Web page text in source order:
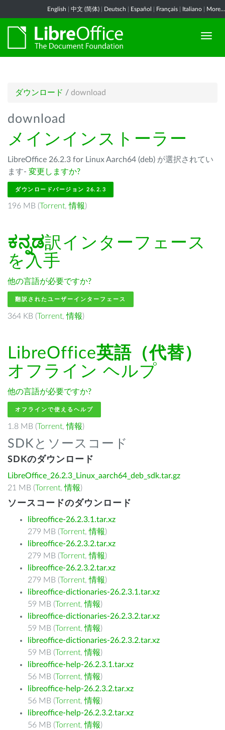
English 中文 (简体) Deutsch Español Français Italiano More...
ダウンロード / download
download
メインインストーラー
LibreOffice 26.2.3 for Linux Aarch64 (deb) が選択されてい
ます- 変更しますか?
ダウンロードバージョン 26.2.3
196 MB (Torrent,情報)
ಕನ್ನಡ訳インターフェース
を入手
他の言語が必要ですか?
翻訳されたユーザーインターフェース
364 KB (Torrent,情報)
LibreOffice英語（代替）
オフライン ヘルプ
他の言語が必要ですか?
オフラインで使えるヘルプ
1.8 MB (Torrent,情報)
SDKとソースコード
SDKのダウンロード
LibreOffice_26.2.3_Linux_aarch64_deb_sdk.tar.gz
21 MB (Torrent,情報)
ソースコードのダウンロード
libreoffice-26.2.3.1.tar.xz
279 MB (Torrent,情報)
libreoffice-26.2.3.2.tar.xz
279 MB (Torrent,情報)
libreoffice-26.2.3.2.tar.xz
279 MB (Torrent,情報)
libreoffice-dictionaries-26.2.3.1.tar.xz
59 MB (Torrent,情報)
libreoffice-dictionaries-26.2.3.2.tar.xz
59 MB (Torrent,情報)
libreoffice-dictionaries-26.2.3.2.tar.xz
59 MB (Torrent,情報)
libreoffice-help-26.2.3.1.tar.xz
56 MB (Torrent,情報)
libreoffice-help-26.2.3.2.tar.xz
56 MB (Torrent,情報)
libreoffice-help-26.2.3.2.tar.xz
56 MB (Torrent,情報)